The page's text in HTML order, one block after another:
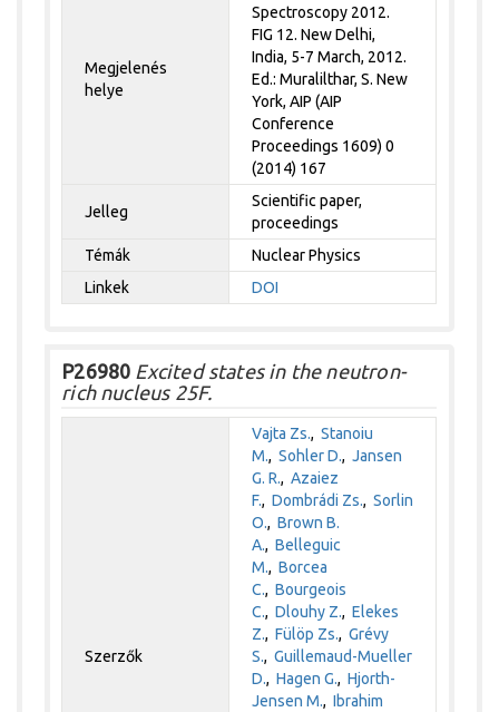
Megjelenés
helye
Spectroscopy 2012.
FIG 12. New Delhi,
India, 5-7 March, 2012.
Ed.: Muralilthar, S. New
York, AIP (AIP
Conference
Proceedings 1609) 0
(2014) 167
Jelleg
Scientific paper,
proceedings
Témák
Nuclear Physics
Linkek
DOI
P26980 Excited states in the neutron-
rich nucleus 25F.
Szerzők
Vajta Zs.,Stanoiu
M.,Sohler D.,Jansen
G. R.,Azaiez
F.,Dombrádi Zs.,Sorlin
O.,Brown B.
A.,Belleguic
M.,Borcea
C.,Bourgeois
C.,Dlouhy Z.,Elekes
Z.,Fülöp Zs.,Grévy
S.,Guillemaud-Mueller
D.,Hagen G.,Hjorth-
Jensen M.,Ibrahim